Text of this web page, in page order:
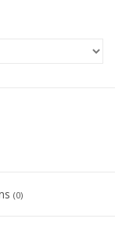
(0)